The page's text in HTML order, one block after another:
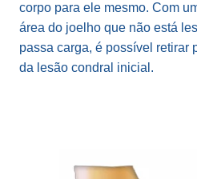
corpo para ele mesmo. Com
área do joelho que não está
passa carga, é possível retirar
da lesão condral inicial.